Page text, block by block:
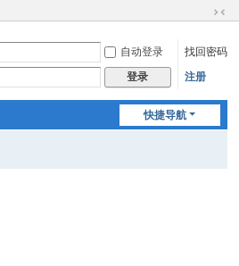
换
到
自动登录
找回密码
登录 注册
快捷导航